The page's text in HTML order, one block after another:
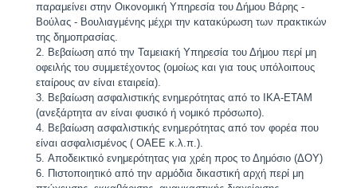
παραμείνει στην Οικονομική Υπηρεσία του Δήμου Βάρης -
Βούλας - Βουλιαγμένης μέχρι την κατακύρωση των πρακτικών
της δημοπρασίας.
Βεβαίωση από την Ταμειακή Υπηρεσία του Δήμου περί μη
οφειλής του συμμετέχοντος (ομοίως και για τους υπόλοιπους
εταίρους αν είναι εταιρεία).
Βεβαίωση ασφαλιστικής ενημερότητας από το ΙΚΑ-ΕΤΑΜ
(ανεξάρτητα αν είναι φυσικό ή νομικό πρόσωπο).
Βεβαίωση ασφαλιστικής ενημερότητας από τον φορέα που
είναι ασφαλισμένος ( ΟΑΕΕ κ.λ.π.).
Αποδεικτικό ενημερότητας για χρέη προς το Δημόσιο (ΔΟΥ)
Πιστοποιητικό από την αρμόδια δικαστική αρχή περί μη